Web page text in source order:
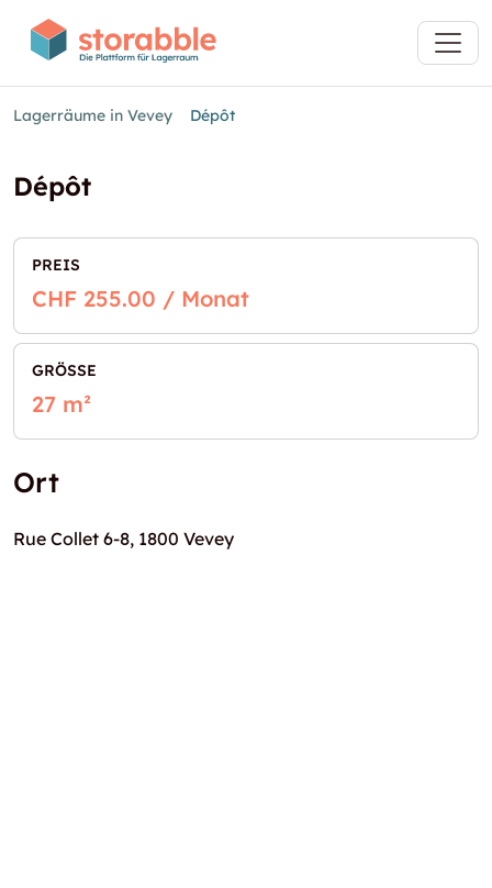
Lagerräume in Vevey Dépôt
Dépôt
PREIS
CHF 255.00 / Monat
GRÖSSE
27 m²
Ort
Rue Collet 6-8, 1800 Vevey